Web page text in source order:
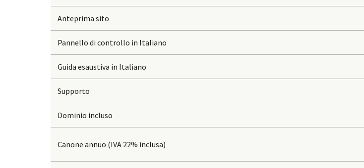
Anteprima sito
Pannello di controllo in Italiano
Guida esaustiva in Italiano
Supporto
Dominio incluso
Canone annuo (IVA 22% inclusa)